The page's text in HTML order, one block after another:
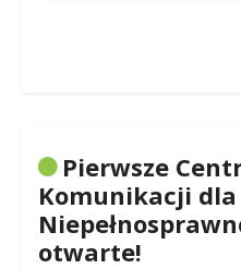
Pierwsze
Komunikacji dla
otwarte!